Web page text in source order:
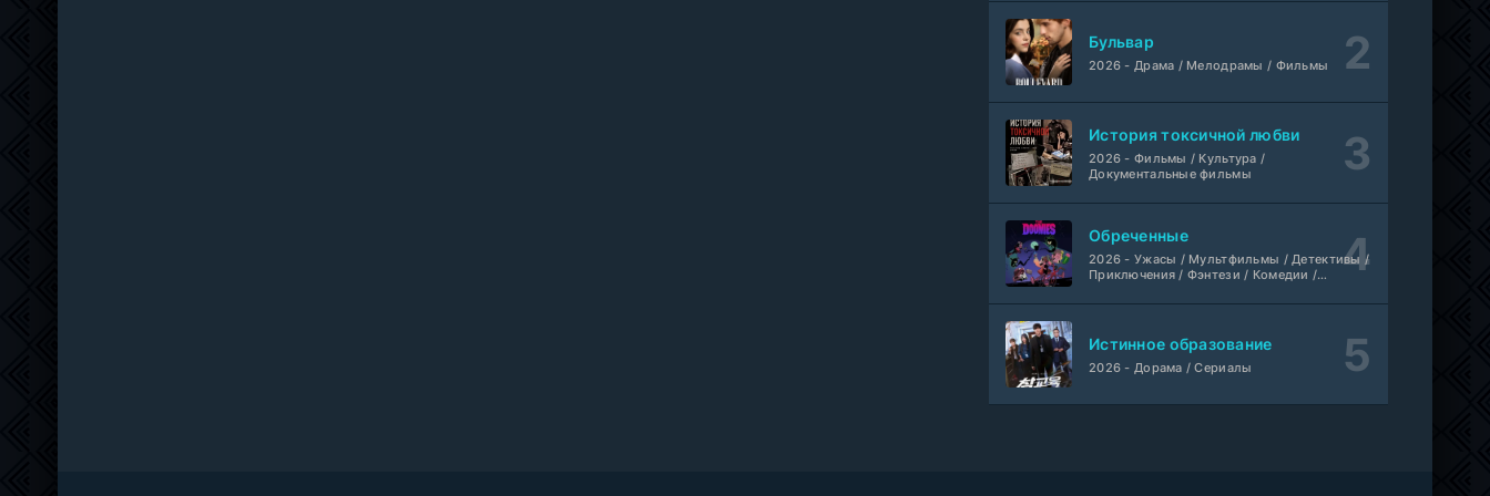
Бульвар
2026 - Драма / Мелодрамы / Фильмы
История токсичной любви
2026 - Фильмы / Культура /
Документальные фильмы
Обреченные
2026 - Ужасы / Мультфильмы / Детективы /
Приключения / Фэнтези / Комедии /
Истинное образование
2026 - Дорама / Сериалы